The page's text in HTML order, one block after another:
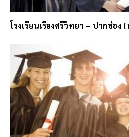
โรงเรียนเรืองศรีวิทยา – ปากช่อง